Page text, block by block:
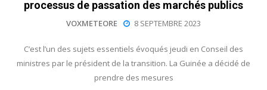
processus de passation des marchés publics
VOXMETEORE 8 SEPTEMBRE 2023
C’est l’un des sujets essentiels évoqués jeudi en Conseil des
ministres par le président de la transition. La Guinée a décidé de
prendre des mesures